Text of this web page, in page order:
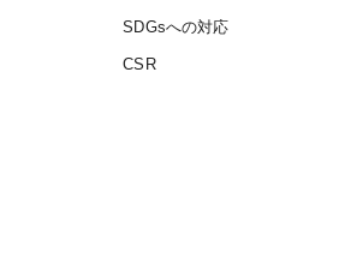
SDGsへの対応
CSR